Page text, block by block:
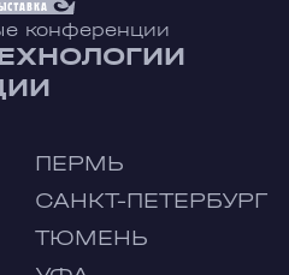
конференции
ПЕРМЬ
САНКТ-ПЕТЕРБУРГ
ТЮМЕНЬ